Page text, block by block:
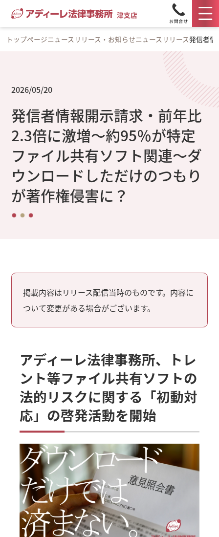
津支店
トップページニュースリリース・お知らせニュースリリース発信者情
2026/05/20
発信者情報開示請求・前年比
2.3倍に激増～約95％が特定
ファイル共有ソフト関連～ダ
ウンロードしただけのつもり
が著作権侵害に？
掲載内容はリリース配信当時のものです。内容に
ついて変更がある場合がございます。
アディーレ法律事務所、トレ
ント等ファイル共有ソフトの
法的リスクに関する「初動対
応」の啓発活動を開始